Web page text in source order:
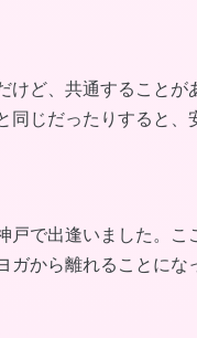
けど、共通すること
同じだったりすると、
戸で出逢いました。
ガから離れることに